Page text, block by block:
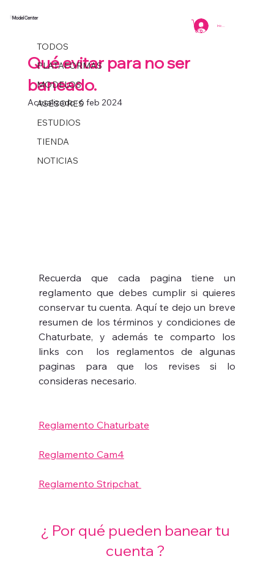
Iniciar sesión
Model Center
TODOS
PLATAFORMAS
MODELOS
ASESORES
ESTUDIOS
TIENDA
NOTICIAS
TODOS
Qué evitar para no ser
baneado.
Coordinacion
Actualizado:6 feb 2024
Recuerda que cada pagina tiene un
reglamento que debes cumplir si quieres
conservar tu cuenta. Aquí te dejo un breve
resumen de los términos y condiciones de
Chaturbate, y además te comparto los
links con  los reglamentos de algunas
paginas para que los revises si lo
consideras necesario.
Reglamento Chaturbate
Reglamento Cam4
Reglamento Stripchat
¿ Por qué pueden banear tu
cuenta ?